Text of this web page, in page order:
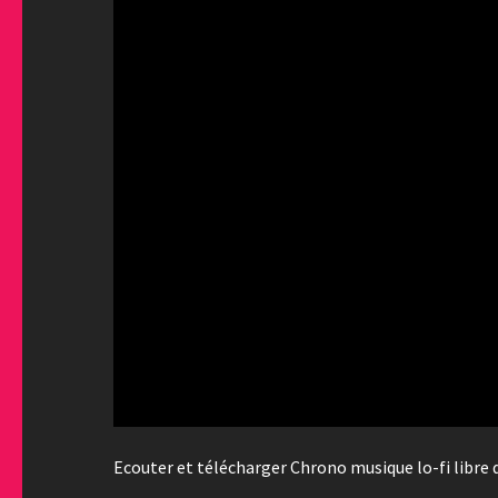
Ecouter et télécharger Chrono musique lo-fi libre